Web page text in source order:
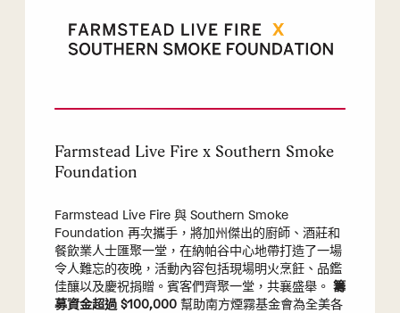
Farmstead Live Fire x Southern Smoke
Foundation
Farmstead Live Fire 與 Southern Smoke
Foundation 再次攜手，將加州傑出的廚師、酒莊和
餐飲業人士匯聚一堂，在納帕谷中心地帶打造了一場
令人難忘的夜晚，活動內容包括現場明火烹飪、品鑑
佳釀以及慶祝捐贈。賓客們齊聚一堂，共襄盛舉。 籌
募資金超過 $100,000幫助南方煙霧基金會為全美各